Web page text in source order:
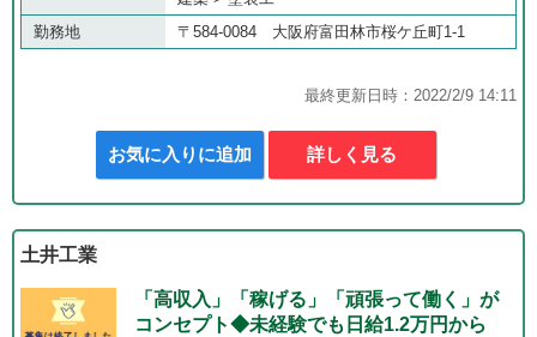
勤務地
〒584-0084 大阪府富田林市桜ケ丘町1-1
最終更新日時：2022/2/9 14:11
お気に入りに追加 詳しく見る
土井工業
「高収入」「稼げる」「頑張って働く」が
コンセプト◆未経験でも日給1.2万円から